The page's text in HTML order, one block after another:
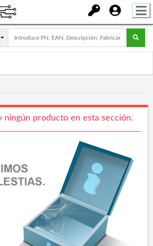
ningún producto en esta sección.